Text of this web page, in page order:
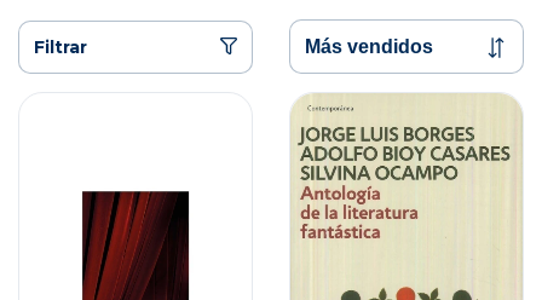
Filtrar